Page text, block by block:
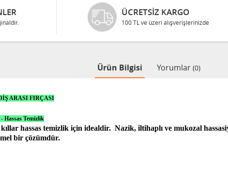
ÜCRETSIZ KARGO
100 TL ve üzeri alışverişlerinizde
Ürün Bilgisi Yorumlar (0)
ARASI FIRÇASI
Hassas Temizlik
hassas temizlik için idealdir. Nazik, iltihaplı ve mukozal
bir çözümdür.